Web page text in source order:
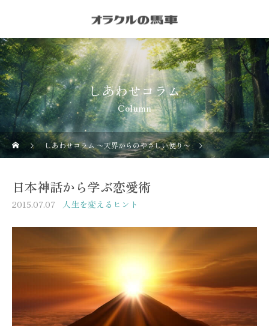
しあわせコラム
Column
しあわせコラム 〜天界からのやさしい便り〜 人生を変えるヒ
日本神話から学ぶ恋愛術
2015.07.07 人生を変えるヒント